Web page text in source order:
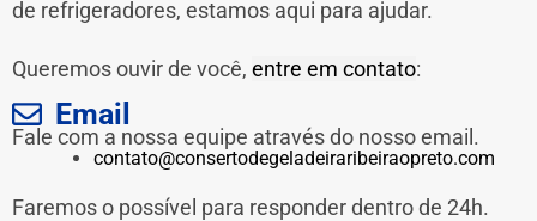
de refrigeradores, estamos aqui para ajudar.
Queremos ouvir de você, entre em contato:
Email
Fale com a nossa equipe através do nosso email.
contato@consertodegeladeiraribeiraopreto.com
Faremos o possível para responder dentro de 24h.